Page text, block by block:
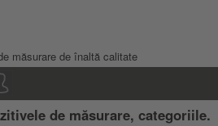
măsurare de înaltă calitate
de măsurare, categoriile.